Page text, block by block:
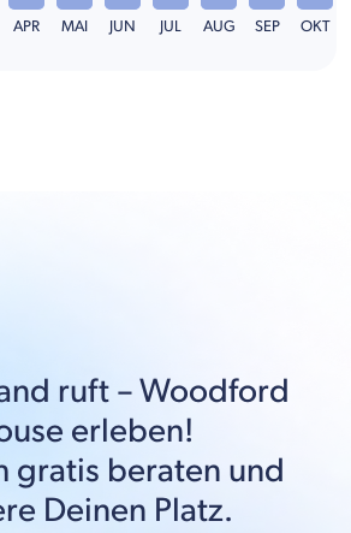
APR MAI JUN JUL AUG SEP OKT
ruft –Woodford
erleben!
gratis beraten und
Deinen Platz.